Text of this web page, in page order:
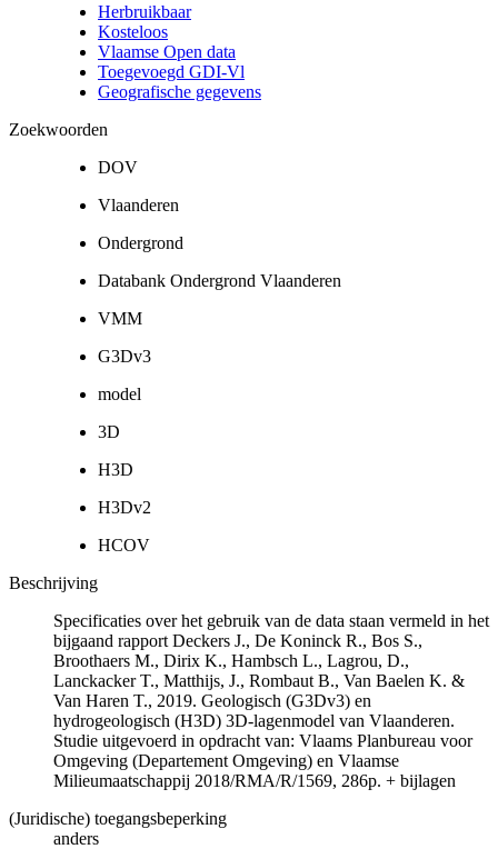
Herbruikbaar
Kosteloos
Vlaamse Open data
Toegevoegd GDI-Vl
Geografische gegevens
Zoekwoorden
DOV
Vlaanderen
Ondergrond
Databank Ondergrond Vlaanderen
VMM
G3Dv3
model
3D
H3D
H3Dv2
HCOV
Beschrijving
Specificaties over het gebruik van de data staan vermeld in het
bijgaand rapport Deckers J., De Koninck R., Bos S.,
Broothaers M., Dirix K., Hambsch L., Lagrou, D.,
Lanckacker T., Matthijs, J., Rombaut B., Van Baelen K. &
Van Haren T., 2019. Geologisch (G3Dv3) en
hydrogeologisch (H3D) 3D-lagenmodel van Vlaanderen.
Studie uitgevoerd in opdracht van: Vlaams Planbureau voor
Omgeving (Departement Omgeving) en Vlaamse
Milieumaatschappij 2018/RMA/R/1569, 286p. + bijlagen
(Juridische) toegangsbeperking
anders